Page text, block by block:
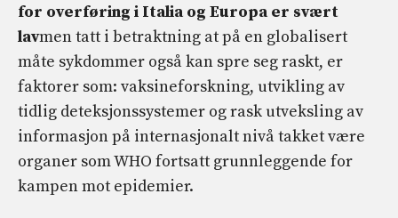
for overføring i Italia og Europa er svært
lavmen tatt i betraktning at på en globalisert
måte sykdommer også kan spre seg raskt, er
faktorer som: vaksineforskning, utvikling av
tidlig deteksjonssystemer og rask utveksling av
informasjon på internasjonalt nivå takket være
organer som WHO fortsatt grunnleggende for
kampen mot epidemier.